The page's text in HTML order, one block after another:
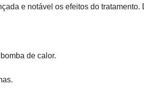
e notável os efeitos do tratamento.
de calor.